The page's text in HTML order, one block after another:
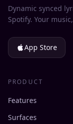
Dynamic synced
Spotify. Your
App Store
PRODUCT
Features
Surfaces